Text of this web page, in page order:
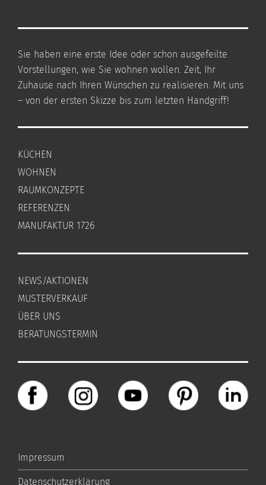
Sie haben eine erste Idee oder schon ausgefeilte
Vorstellungen, wie Sie wohnen wollen. Zeit, Ihr
Zuhause nach Ihren Wünschen zu realisieren. Mit uns
– von der ersten Skizze bis zum letzten Handgriff!
KÜCHEN
WOHNEN
RAUMKONZEPTE
REFERENZEN
MANUFAKTUR 1726
NEWS/AKTIONEN
MUSTERVERKAUF
ÜBER UNS
BERATUNGSTERMIN
Impressum
Datenschutzerklärung